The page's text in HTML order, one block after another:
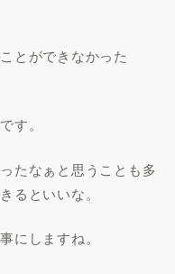
とができなかった
す。
たなぁと思うことも多
るといいな。
にしますね。